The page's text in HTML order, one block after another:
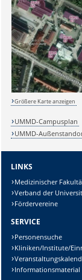
Sicherheitsabfrage:
Lösung:
Größere Karte anzeigen
UMMD-Campusplan
UMMD-
LINKS
Medizinischer
Verband der
Fördervereine
SERVICE
Personensuche
Kliniken/Institute/
Informationsmaterial